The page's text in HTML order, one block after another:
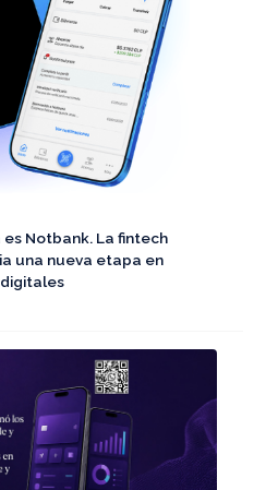
Notbank. La fintech
una nueva etapa en